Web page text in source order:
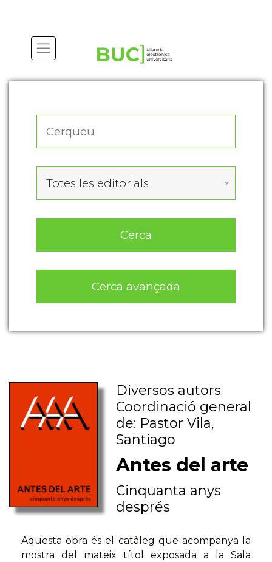
Totes les editorials
Cerca
Cerca avançada
Diversos autors
Coordinació general
de: Pastor Vila,
Santiago
Antes del arte
Cinquanta anys
després
Aquesta obra és el catàleg que acompanya la
mostra del mateix títol exposada a la Sala